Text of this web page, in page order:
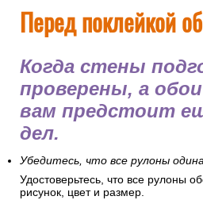
Перед поклейкой
Когда стены
проверены, а
вам предстоит
дел.
Убедитесь, что все рулоны
Удостоверьтесь, что все рулоны
рисунок, цвет и размер.